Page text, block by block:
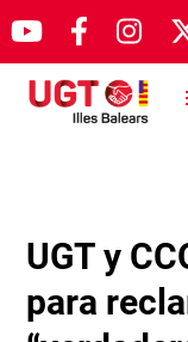
Pasar al contenido
UGT y
para